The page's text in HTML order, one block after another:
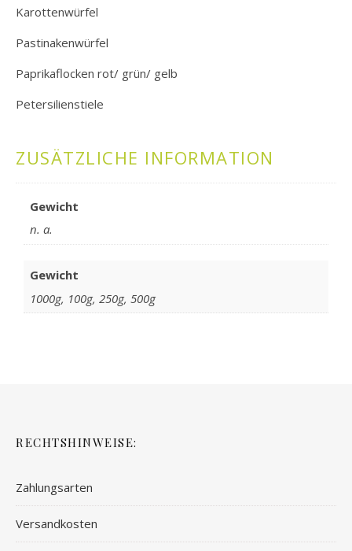
Karottenwürfel
Pastinakenwürfel
Paprikaflocken rot/ grün/ gelb
Petersilienstiele
ZUSÄTZLICHE INFORMATION
Gewicht
n. a.
Gewicht
1000g, 100g, 250g, 500g
RECHTSHINWEISE:
Zahlungsarten
Versandkosten